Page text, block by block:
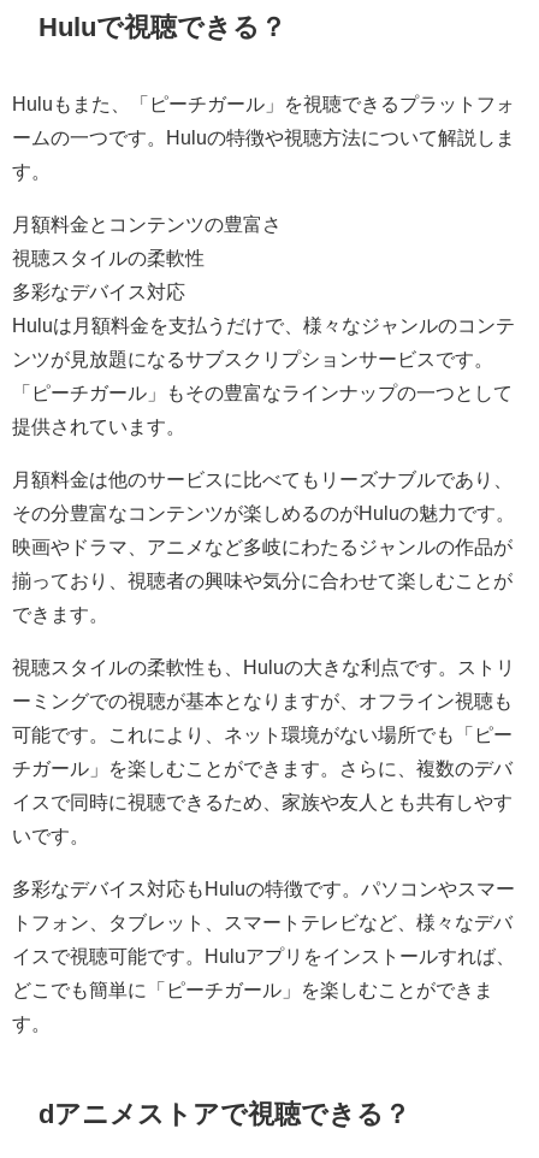
Huluで視聴できる？
Huluもまた、「ピーチガール」を視聴できるプラットフォ
ームの一つです。Huluの特徴や視聴方法について解説しま
す。
月額料金とコンテンツの豊富さ
視聴スタイルの柔軟性
多彩なデバイス対応
Huluは月額料金を支払うだけで、様々なジャンルのコンテ
ンツが見放題になるサブスクリプションサービスです。
「ピーチガール」もその豊富なラインナップの一つとして
提供されています。
月額料金は他のサービスに比べてもリーズナブルであり、
その分豊富なコンテンツが楽しめるのがHuluの魅力です。
映画やドラマ、アニメなど多岐にわたるジャンルの作品が
揃っており、視聴者の興味や気分に合わせて楽しむことが
できます。
視聴スタイルの柔軟性も、Huluの大きな利点です。ストリ
ーミングでの視聴が基本となりますが、オフライン視聴も
可能です。これにより、ネット環境がない場所でも「ピー
チガール」を楽しむことができます。さらに、複数のデバ
イスで同時に視聴できるため、家族や友人とも共有しやす
いです。
多彩なデバイス対応もHuluの特徴です。パソコンやスマー
トフォン、タブレット、スマートテレビなど、様々なデバ
イスで視聴可能です。Huluアプリをインストールすれば、
どこでも簡単に「ピーチガール」を楽しむことができま
す。
dアニメストアで視聴できる？